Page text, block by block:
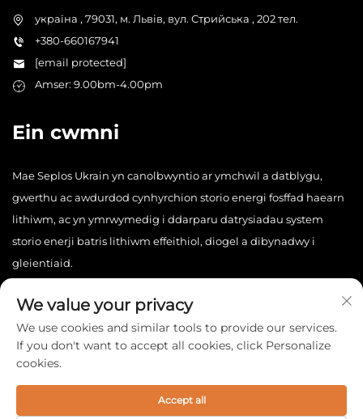
україна , 79031, м. Львів, вул. Стрийська , 202 тел.
+380-660167941
[email protected]
Amser: 9.00bm-4.00pm
Ein cwmni
Mae Seplos Ukrain yn canolbwyntio ar ymchwil a datblygu,
gwerthu ac awdurdod cynhyrchion storio energi fosffad haearn
lithiwm, ac yn ymrwymedig i ddarparu datrysiadau system
storio enerji batris lithiwm effeithiol, diogel a dibynadwy i
gleientiaid.
Hawlfraint © 2026 China Seplos Ukrain Technology Co., Ltd.
Cedwir pob hawl. - Polisi Preifatrwydd
We value your privacy
We use cookies and similar tools to provide our services.
If you don't want to accept all cookies, click Personalize
cookies.
Accept all